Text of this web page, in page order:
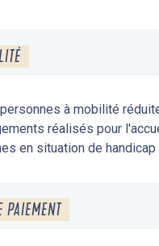
à mobilité
réalisés pour
en situation de handicap
PAIEMENT